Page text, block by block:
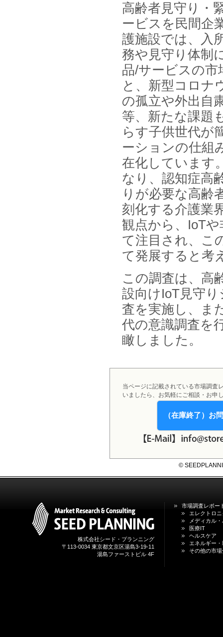
高齢者見守り・
ービスを民間企
護施設では、入
務や見守り体制
品/サービスの
と、新型コロナ
の孤立や外出自
等、新たな課題
らす子供世代が
ーションの仕組
在化しています
なり、認知症高
りが必要な高齢
刻化する介護業
観点から、IoT
て注目され、こ
て発展すると考
この調査は、高
設向けIoT見守
査を実施し、ま
代の意識調査を
瞰しました。
当ページに記載されている市場調査
いましたら、お気軽にご相談・お申
（在庫終了）お
©
株式会社シード・プランニング
〒113-0034 東京都文京区湯島3-19-11
湯島ファーストビル 4F
市場調査レポー
エレクトロ
メディカル
医療IT
ヘルスケア
エネルギー
その他の市